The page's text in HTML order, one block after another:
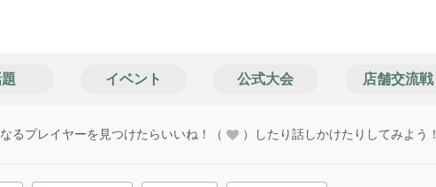
イベント 公式大会 店舗交流戦
るプレイヤーを見つけたらいいね！（ ）したり話しかけたりしてみよう！